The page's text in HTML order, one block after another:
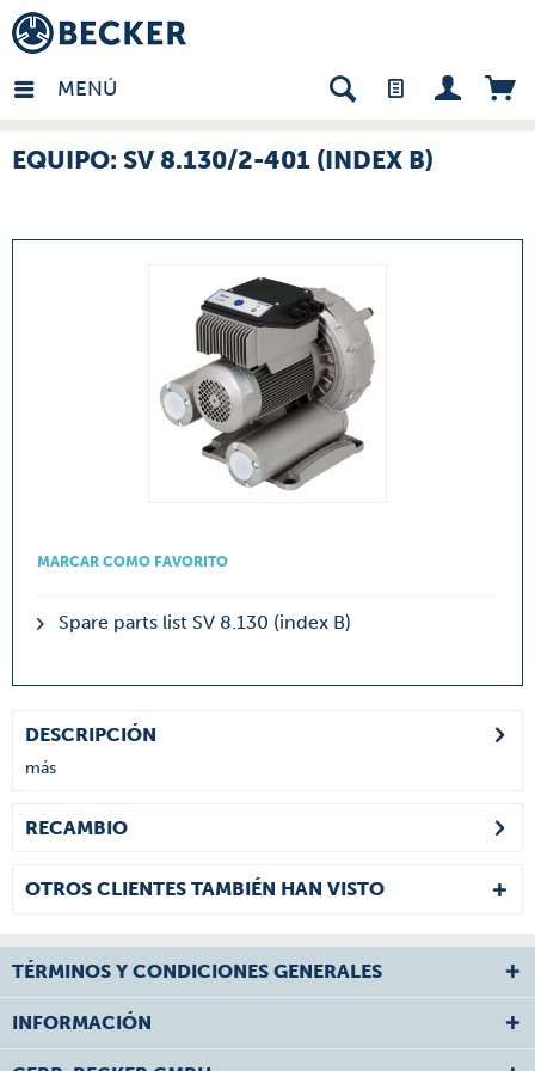
MENÚ
- ES
EQUIPO: SV 8.130/2-401 (INDEX B)
MARCAR COMO FAVORITO
Spare parts list SV 8.130 (index B)
DESCRIPCIÓN
más
RECAMBIO
OTROS CLIENTES TAMBIÉN HAN VISTO
TÉRMINOS Y CONDICIONES GENERALES
INFORMACIÓN